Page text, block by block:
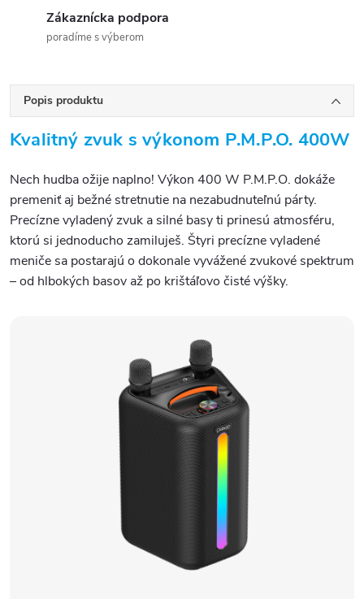
Zákaznícka podpora
poradíme s výberom
Popis produktu
Kvalitný zvuk s výkonom P.M.P.O. 400W
Nech hudba ožije naplno! Výkon 400 W P.M.P.O. dokáže
premeniť aj bežné stretnutie na nezabudnuteľnú párty.
Precízne vyladený zvuk a silné basy ti prinesú atmosféru,
ktorú si jednoducho zamiluješ. Štyri precízne vyladené
meniče sa postarajú o dokonale vyvážené zvukové spektrum
– od hlbokých basov až po krištáľovo čisté výšky.